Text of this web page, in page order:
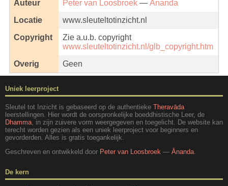
Auteur
Peter van Loosbroek— Ānanda
Locatie
www.sleuteltotinzicht.nl
Copyright
Zie a.u.b. copyright
www.sleuteltotinzicht.nl/glb_copyright.htm
Overig
Geen
Uniek leerproject
Sleutel tot Inzicht is gebaseerd op de authentieke Theravāda
leerstellingen. Hier wordt de oorspronkelijke boeddhistische Leer, de
Dhamma , in zijn zuivere vorm weergegeven en toegelicht. De website kan
terecht worden gezien als een uniek leerproject voor beginners en
gevorderden. Alles is gratis toegankelijk.
Geschreven en ontwikkeld door Peter van Loosbroek — Ānanda
De kern